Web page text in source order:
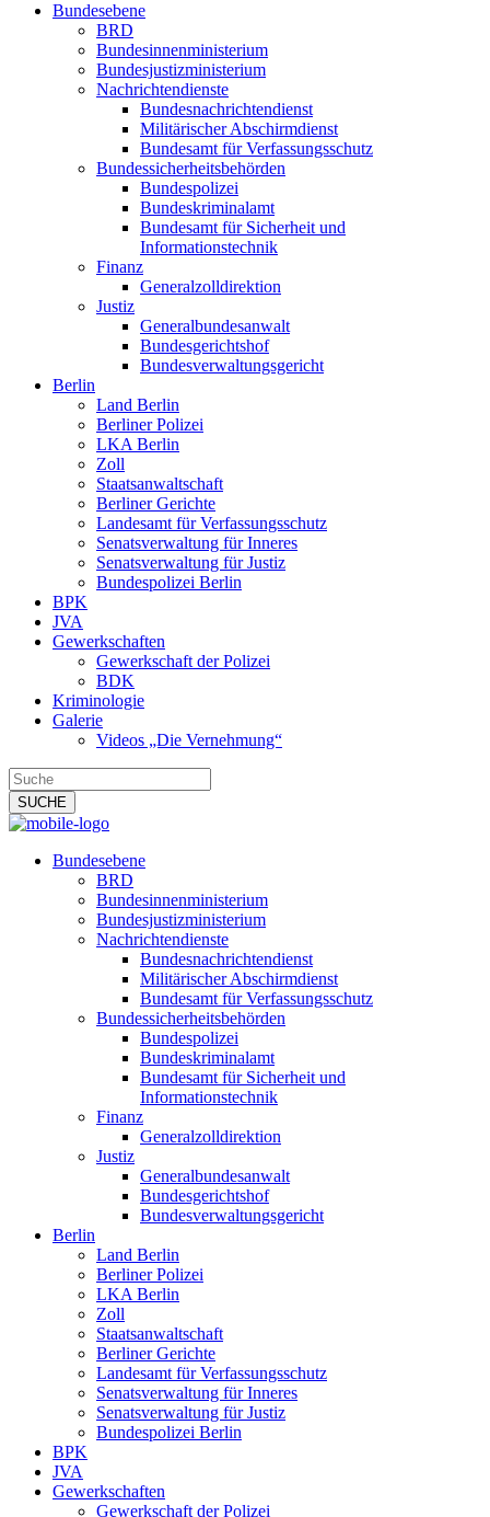
Bundesebene
BRD
Bundesinnenministerium
Bundesjustizministerium
Nachrichtendienste
Bundesnachrichtendienst
Militärischer Abschirmdienst
Bundesamt für Verfassungsschutz
Bundessicherheitsbehörden
Bundespolizei
Bundeskriminalamt
Bundesamt für Sicherheit und
Informationstechnik
Finanz
Generalzolldirektion
Justiz
Generalbundesanwalt
Bundesgerichtshof
Bundesverwaltungsgericht
Berlin
Land Berlin
Berliner Polizei
LKA Berlin
Zoll
Staatsanwaltschaft
Berliner Gerichte
Landesamt für Verfassungsschutz
Senatsverwaltung für Inneres
Senatsverwaltung für Justiz
Bundespolizei Berlin
BPK
JVA
Gewerkschaften
Gewerkschaft der Polizei
BDK
Kriminologie
Galerie
Videos „Die Vernehmung“
Bundesebene
BRD
Bundesinnenministerium
Bundesjustizministerium
Nachrichtendienste
Bundesnachrichtendienst
Militärischer Abschirmdienst
Bundesamt für Verfassungsschutz
Bundessicherheitsbehörden
Bundespolizei
Bundeskriminalamt
Bundesamt für Sicherheit und
Informationstechnik
Finanz
Generalzolldirektion
Justiz
Generalbundesanwalt
Bundesgerichtshof
Bundesverwaltungsgericht
Berlin
Land Berlin
Berliner Polizei
LKA Berlin
Zoll
Staatsanwaltschaft
Berliner Gerichte
Landesamt für Verfassungsschutz
Senatsverwaltung für Inneres
Senatsverwaltung für Justiz
Bundespolizei Berlin
BPK
JVA
Gewerkschaften
Gewerkschaft der Polizei